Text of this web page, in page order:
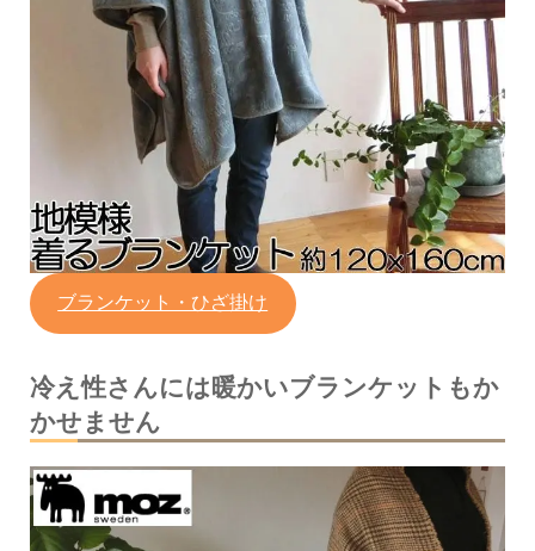
ブランケット・ひざ掛け
冷え性さんには暖かいブランケットもか
かせません